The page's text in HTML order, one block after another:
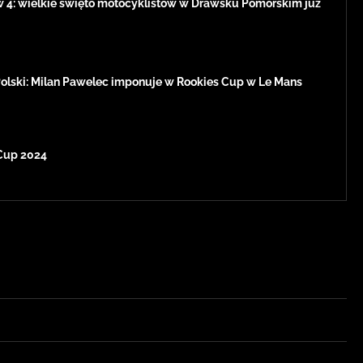
4: wielkie święto motocyklistów w Drawsku Pomorskim już
Milan Pawelec imponuje w Rookies Cup w Le Mans
2024